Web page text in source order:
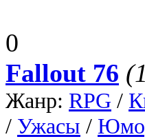
0
Fallout 76
Жанр: RPG /
/ Ужасы /